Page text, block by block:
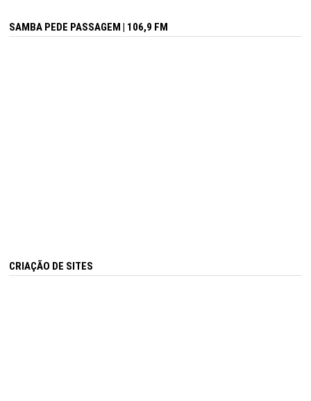
SAMBA PEDE PASSAGEM | 106,9 FM
CRIAÇÃO DE SITES